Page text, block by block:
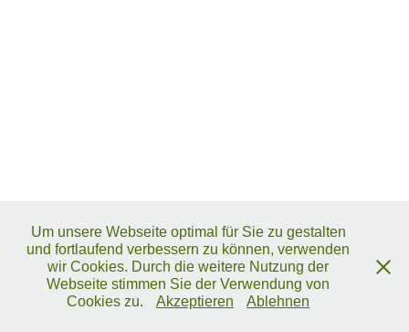
Um unsere Webseite optimal für Sie zu gestalten
und fortlaufend verbessern zu können, verwenden
wir Cookies. Durch die weitere Nutzung der
Webseite stimmen Sie der Verwendung von
Cookies zu.
Akzeptieren Ablehnen